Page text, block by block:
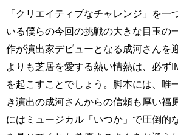
「クリエイティブなチャレンジ」を一
いる僕らの今回の挑戦の大きな目玉の
作が演出家デビューとなる成河さんを
よりも芝居を愛する熱い情熱は、必ず
を起こすことでしょう。脚本には、唯
き演出の成河さんからの信頼も厚い福
にはミュージカル「いつか」で圧倒的